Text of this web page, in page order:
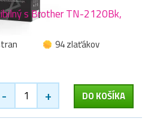
s Brother TN-2120Bk,
94 zlaťákov
- + DO KOŠÍKA